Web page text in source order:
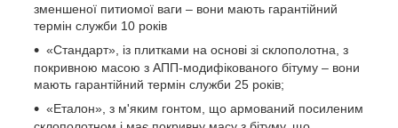
зменшеної питиомої ваги – вони мають гарантійний
термін служби 10 років
«Стандарт», із плитками на основі зі склополотна, з
покривною масою з АПП-модифікованого бітуму – вони
мають гарантійний термін служби 25 років;
«Еталон», з м'яким гонтом, що армований посиленим